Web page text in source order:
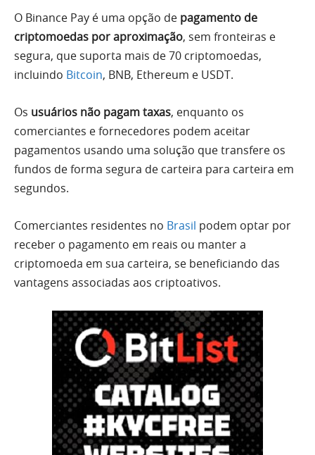
O Binance Pay é uma opção de pagamento de
criptomoedas por aproximação, sem fronteiras e
segura, que suporta mais de 70 criptomoedas,
incluindo Bitcoin, BNB, Ethereum e USDT.
Os usuários não pagam taxas, enquanto os
comerciantes e fornecedores podem aceitar
pagamentos usando uma solução que transfere os
fundos de forma segura de carteira para carteira em
segundos.
Comerciantes residentes no Brasil podem optar por
receber o pagamento em reais ou manter a
criptomoeda em sua carteira, se beneficiando das
vantagens associadas aos criptoativos.